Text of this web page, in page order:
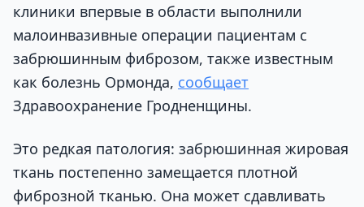
клиники впервые в области выполнили
малоинвазивные операции пациентам с
забрюшинным фиброзом, также известным
как болезнь Ормонда, сообщает
Здравоохранение Гродненщины.
Это редкая патология: забрюшинная жировая
ткань постепенно замещается плотной
фиброзной тканью. Она может сдавливать